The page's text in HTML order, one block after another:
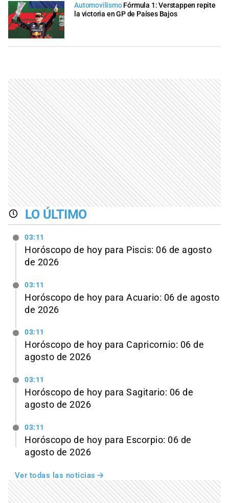
Automovilismo Fórmula 1: Verstappen repite
la victoria en GP de Países Bajos
LO ÚLTIMO
03:11
Horóscopo de hoy para Piscis: 06 de agosto
de 2026
03:11
Horóscopo de hoy para Acuario: 06 de agosto
de 2026
03:11
Horóscopo de hoy para Capricornio: 06 de
agosto de 2026
03:11
Horóscopo de hoy para Sagitario: 06 de
agosto de 2026
03:11
Horóscopo de hoy para Escorpio: 06 de
agosto de 2026
Ver todas las noticias